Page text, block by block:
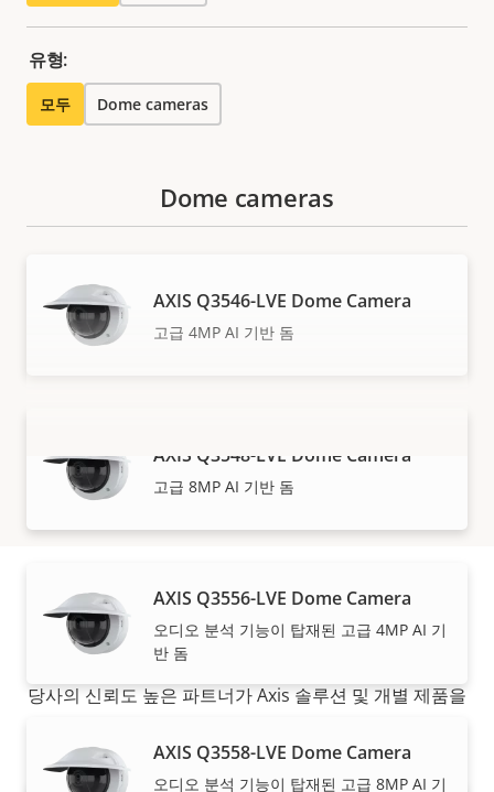
유형:
모두 Dome cameras
더 보기
Dome cameras
AXIS Q3546-LVE Dome Camera
고급 4MP AI 기반 돔
AXIS Q3548-LVE Dome Camera
고급 8MP AI 기반 돔
AXIS Q3556-LVE Dome Camera
오디오 분석 기능이 탑재된 고급 4MP AI 기
반 돔
AXIS Q3558-LVE Dome Camera
오디오 분석 기능이 탑재된 고급 8MP AI 기
구입 방법
당사의 신뢰도 높은 파트너가 Axis 솔루션 및 개별 제품을